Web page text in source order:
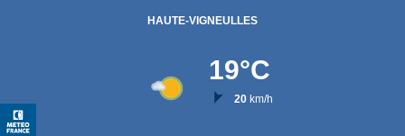
HAUTE-VIGNEULLES
19°C
20km/h